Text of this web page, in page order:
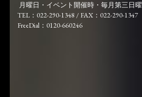
月曜日・イベント開催時・毎月第三日
TEL：022-290-1348 / FAX：022-290-1347
FreeDial：0120-660246